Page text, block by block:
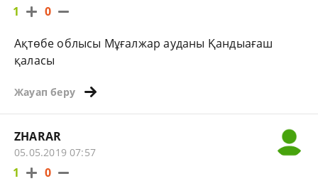
1 0
Ақтөбе облысы Мұғалжар ауданы Қандыағаш
қаласы
Жауап беру
ZHARAR
05.05.2019 07:57
1 0